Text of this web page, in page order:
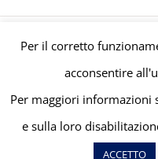
© Gruppo Polaris P.IVA C.F.
Cookie Policy |
Per il corretto
acconsentire
Per maggiori informazioni
e sulla loro
ACCETTO